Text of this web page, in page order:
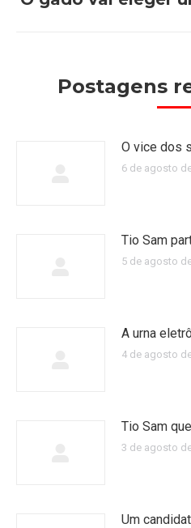
Postagens
O vice dos
6 de agosto
Tio Sam
5 de agosto
A urna
4 de agosto
Tio Sam
3 de agosto
Um